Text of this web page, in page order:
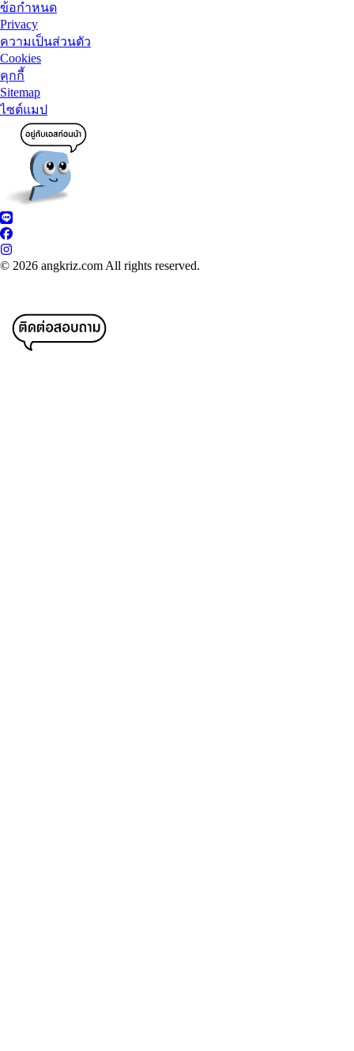
ข้อกำหนด
Privacy
ความเป็นส่วนตัว
Cookies
คุกกี้
Sitemap
ไซต์แมป
© 2026 angkriz.com All rights reserved.